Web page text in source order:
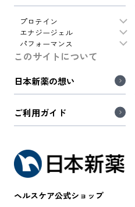
プロテイン
エナジージェル
パフォーマンス
このサイトについて
日本新薬の想い
ご利用ガイド
ヘルスケア公式ショップ